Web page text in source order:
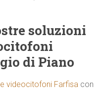
soluzioni
di Piano
videocitofoni Farfisa con